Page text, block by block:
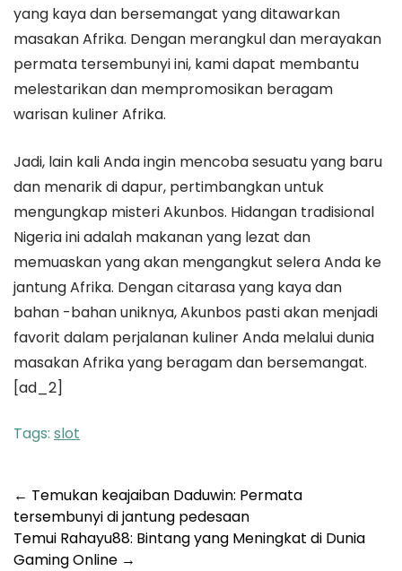
yang kaya dan bersemangat yang ditawarkan
masakan Afrika. Dengan merangkul dan merayakan
permata tersembunyi ini, kami dapat membantu
melestarikan dan mempromosikan beragam
warisan kuliner Afrika.
Jadi, lain kali Anda ingin mencoba sesuatu yang baru
dan menarik di dapur, pertimbangkan untuk
mengungkap misteri Akunbos. Hidangan tradisional
Nigeria ini adalah makanan yang lezat dan
memuaskan yang akan mengangkut selera Anda ke
jantung Afrika. Dengan citarasa yang kaya dan
bahan -bahan uniknya, Akunbos pasti akan menjadi
favorit dalam perjalanan kuliner Anda melalui dunia
masakan Afrika yang beragam dan bersemangat.
[ad_2]
Tags: slot
Post
navigation
← Temukan keajaiban Daduwin: Permata
tersembunyi di jantung pedesaan
Temui Rahayu88: Bintang yang Meningkat di Dunia
Gaming Online →